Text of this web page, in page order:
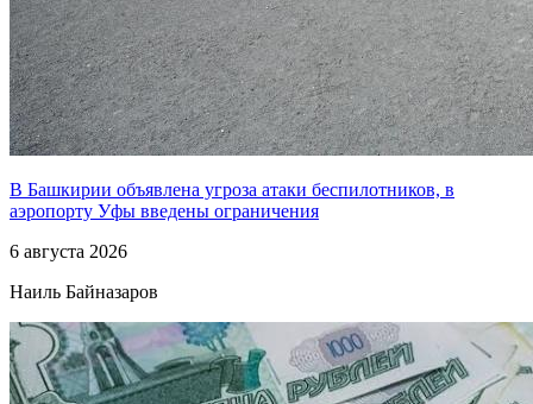
В Башкирии объявлена угроза атаки беспилотников, в
аэропорту Уфы введены ограничения
6 августа 2026
Наиль Байназаров